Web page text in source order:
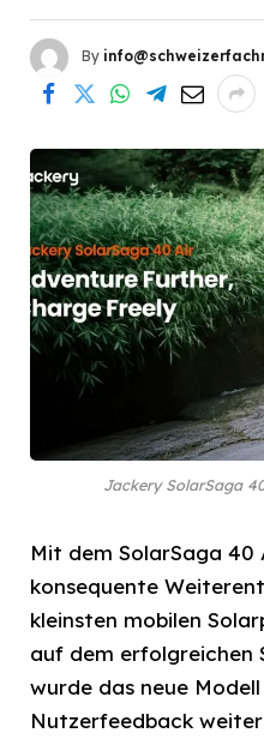
By
Jackery SolarSaga
Mit dem SolarSaga 40
konsequente
kleinsten mobilen
auf dem erfolgreichen
wurde das neue
Nutzerfeedback